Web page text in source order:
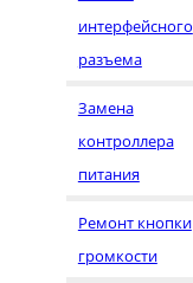
интерфейсного
разъема
Замена
контроллера
питания
Ремонт кнопки
громкости